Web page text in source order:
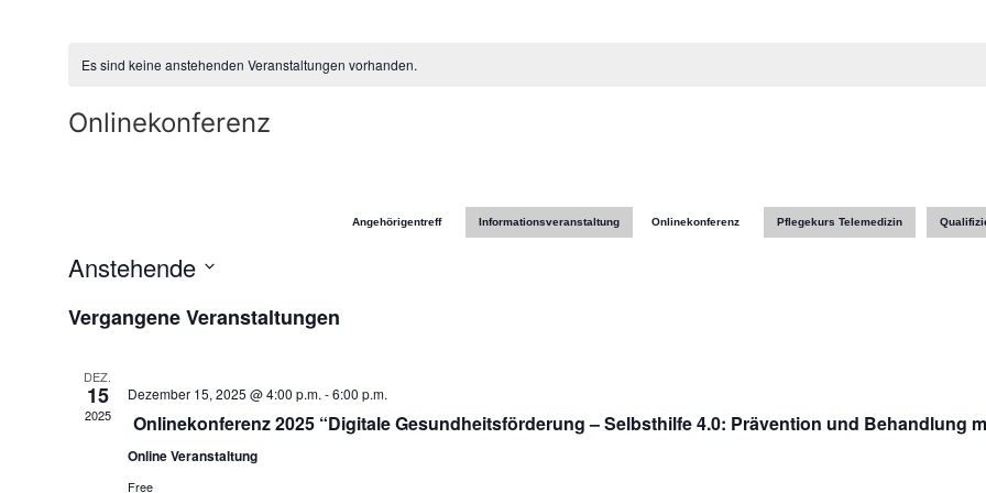
Es sind keine anstehenden Veranstaltungen vorhanden.
Onlinekonferenz
Angehörigentreff Informationsveranstaltung Onlinekonferenz Pflegekurs Telemedizin
Anstehende
wählen.
Vergangene Veranstaltungen
DEZ.
15
2025
Dezember 15, 2025 @ 4:00 p.m. -6:00 p.m.
Onlinekonferenz 2025 “Digitale Gesundheitsförderung – Selbsthilfe 4.0: Prävention und Behandlung
Online Veranstaltung
Free